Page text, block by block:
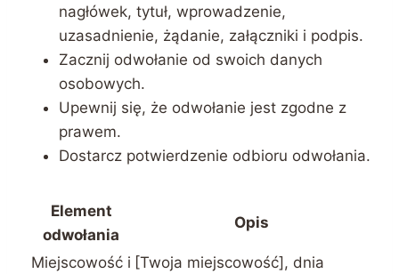
nagłówek, tytuł, wprowadzenie,
uzasadnienie, żądanie, załączniki i podpis.
Zacznij odwołanie od swoich danych
osobowych.
Upewnij się, że odwołanie jest zgodne z
prawem.
Dostarcz potwierdzenie odbioru odwołania.
Element
odwołania
Opis
Miejscowość i [Twoja miejscowość], dnia